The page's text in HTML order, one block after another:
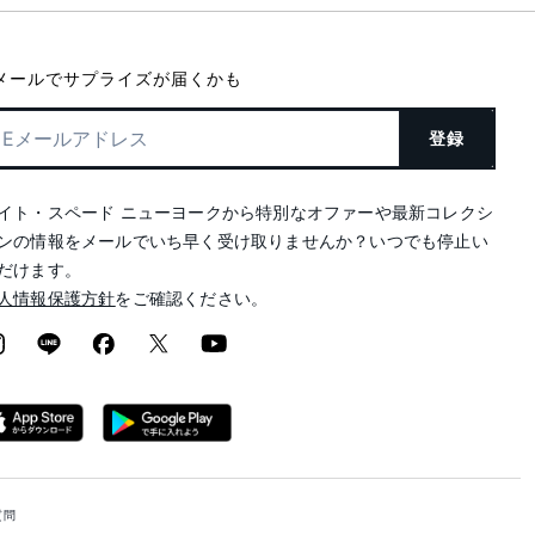
ールでサプライズが届くかも
登録
ト・スペード ニューヨークから特別なオファーや最新コレクシ
の情報をメールでいち早く受け取りませんか？いつでも停止い
けます。
情報保護方針をご確認ください。